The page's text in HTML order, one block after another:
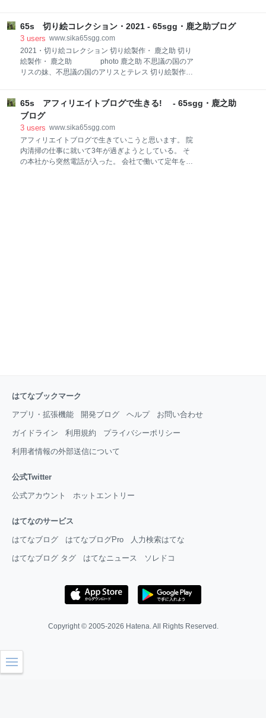
薄切り・・。 それらを新調した鍋に入れる。 作る量は
ナルゲンボトルで水を計量して1000cc・・。 沸騰し
てきた。 30分煮込みます。 取り
とんど車なので中々出番が回ってこないザックです。
電車・バス・歩きのソロキャンで活躍しました。 中に
入っているものたち・・ ロープ・直径16mm・36m×2
直径16mm・45m×1 子ども用ハーネス・6人分 シン
ギングロック製のハーネス。 ビレイ用のエイト環。 キ
これを背負って都庁の足元を闊歩します。 何気に見
た、メダカカップ・・👇 そしたら・・ 2匹の孵化を確
認! 孵化水槽
65s 切り絵コレクション・2021 - 65sgg・鹿之助ブログ
3 users www.sika65sgg.com
2021・切り絵コレクション 切り絵製作・ 鹿之助 切り
絵製作・ 鹿之助 photo 鹿之助 不思議の国のア
リスの妹、不思議の国のアリスとテレス 切り絵製作・
photo 鹿之助 切り絵製作・ 鹿之助 photo 鹿之
助 切り絵製作・ 鹿之助 photo 鹿之助 切り絵
製作・ 鹿之助 photo 鹿之助 切り絵製作・ 鹿
之助 photo 鹿之助 切り絵製作・ 鹿之
助 photo 鹿之助 切り絵製作・ 鹿之助
photo 鹿之助
65s アフィリエイトブログで生きる! - 65sgg・鹿之助
ブログ
3 users www.sika65sgg.com
アフィリエイトブログで生きていこうと思います。 院
内清掃の仕事に就いて3年が過ぎようとしている。 そ
の本社から突然電話が入った。 会社で働いて定年を迎
はてなブックマーク
アプリ・拡張機能 開発ブログ ヘルプ お問い合わせ
ガイドライン 利用規約 プライバシーポリシー
利用者情報の外部送信について
公式Twitter
公式アカウント ホットエントリー
はてなのサービス
はてなブログ はてなブログPro 人力検索はてな
はてなブログ タグ はてなニュース ソレドコ
Copyright © 2005-2026 Hatena. All Rights Reserved.